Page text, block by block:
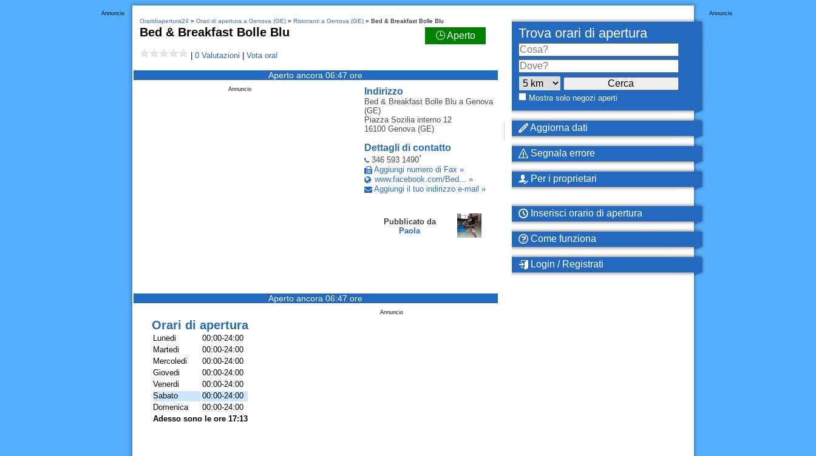
Annuncio
Oraridiapertura24» Orari di apertura a Genova (GE)» Ristoranti a Genova (GE)» Bed & Breakfast Bolle Blu
Bed & Breakfast Bolle Blu 🕒 Aperto
0 Valutazioni Vota ora!
Aperto ancora 06:47 ore
Indirizzo
Bed & Breakfast Bolle Blua Genova
(GE)
Piazza Sozilia interno 12
16100 Genova (GE)
Dettagli di contatto
346 593 1490*
Aggiungi numero di Fax »
www.facebook.com/Bed... »
Aggiungi il tuo indirizzo e-mail »
Pubblicato da
Paola
Annuncio
Aperto ancora 06:47 ore
Annuncio
Orari di apertura
Lunedi
00:00-24:00
Martedi
00:00-24:00
Mercoledi
00:00-24:00
Giovedi
00:00-24:00
Venerdi
00:00-24:00
Sabato
00:00-24:00
Domenica
00:00-24:00
Adesso sono le ore 17:13
Annuncio
Trova orari di apertura
Mostra solo negozi aperti
Aggiorna dati
Segnala errore
Per i proprietari
Inserisci orario di apertura
Come funziona
Login / Registrati